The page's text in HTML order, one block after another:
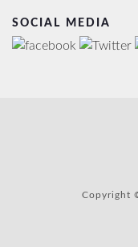
SOCIAL MEDIA
Copyright